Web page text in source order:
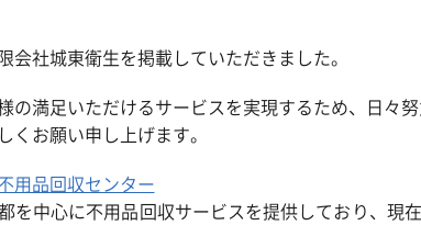
会社城東衛生を掲載していただきました。
の満足いただけるサービスを実現するため、日々努
くお願い申し上げます。
用品回収センター
を中心に不用品回収サービスを提供しており、現